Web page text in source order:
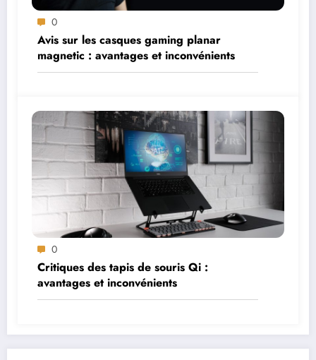
0
Avis sur les casques gaming planar
magnetic : avantages et inconvénients
0
Critiques des tapis de souris Qi :
avantages et inconvénients